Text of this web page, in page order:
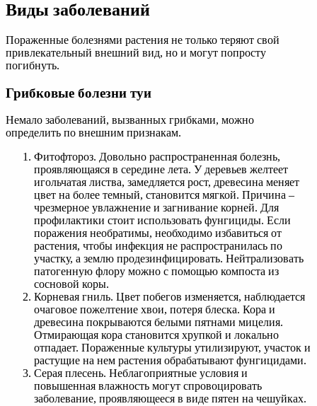
Виды заболеваний
Пораженные болезнями растения не только теряют свой
привлекательный внешний вид, но и могут попросту
погибнуть.
Грибковые болезни туи
Немало заболеваний, вызванных грибками, можно
определить по внешним признакам.
Фитофтороз. Довольно распространенная болезнь,
проявляющаяся в середине лета. У деревьев желтеет
игольчатая листва, замедляется рост, древесина меняет
цвет на более темный, становится мягкой. Причина –
чрезмерное увлажнение и загнивание корней. Для
профилактики стоит использовать фунгициды. Если
поражения необратимы, необходимо избавиться от
растения, чтобы инфекция не распространилась по
участку, а землю продезинфицировать. Нейтрализовать
патогенную флору можно с помощью компоста из
сосновой коры.
Корневая гниль. Цвет побегов изменяется, наблюдается
очаговое пожелтение хвои, потеря блеска. Кора и
древесина покрываются белыми пятнами мицелия.
Отмирающая кора становится хрупкой и локально
отпадает. Пораженные культуры утилизируют, участок и
растущие на нем растения обрабатывают фунгицидами.
Серая плесень. Неблагоприятные условия и
повышенная влажность могут спровоцировать
заболевание, проявляющееся в виде пятен на чешуйках.